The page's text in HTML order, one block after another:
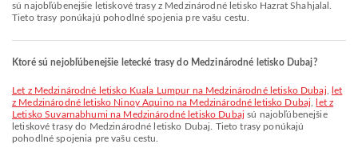
sú najobľúbenejšie letiskové trasy z Medzinárodné letisko Hazrat Shahjalal.
Tieto trasy ponúkajú pohodlné spojenia pre vašu cestu.
Ktoré sú nejobľúbenejšie letecké trasy do Medzinárodné letisko Dubaj?
let z Medzinárodné letisko Kuala Lumpur na Medzinárodné letisko Dubaj
let
z Medzinárodné letisko Ninoy Aquino na Medzinárodné letisko Dubaj
let z
Letisko Suvarnabhumi na Medzinárodné letisko Dubaj sú najobľúbenejšie
letiskové trasy do Medzinárodné letisko Dubaj. Tieto trasy ponúkajú
pohodlné spojenia pre vašu cestu.